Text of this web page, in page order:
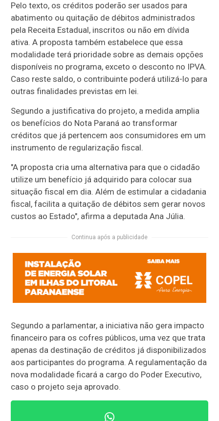
Pelo texto, os créditos poderão ser usados para
abatimento ou quitação de débitos administrados
pela Receita Estadual, inscritos ou não em dívida
ativa. A proposta também estabelece que essa
modalidade terá prioridade sobre as demais opções
disponíveis no programa, exceto o desconto no IPVA.
Caso reste saldo, o contribuinte poderá utilizá-lo para
outras finalidades previstas em lei.
Segundo a justificativa do projeto, a medida amplia
os benefícios do Nota Paraná ao transformar
créditos que já pertencem aos consumidores em um
instrumento de regularização fiscal.
"A proposta cria uma alternativa para que o cidadão
utilize um benefício já adquirido para colocar sua
situação fiscal em dia. Além de estimular a cidadania
fiscal, facilita a quitação de débitos sem gerar novos
custos ao Estado", afirma a deputada Ana Júlia.
Continua após a publicidade
Segundo a parlamentar, a iniciativa não gera impacto
financeiro para os cofres públicos, uma vez que trata
apenas da destinação de créditos já disponibilizados
aos participantes do programa. A regulamentação da
nova modalidade ficará a cargo do Poder Executivo,
caso o projeto seja aprovado.